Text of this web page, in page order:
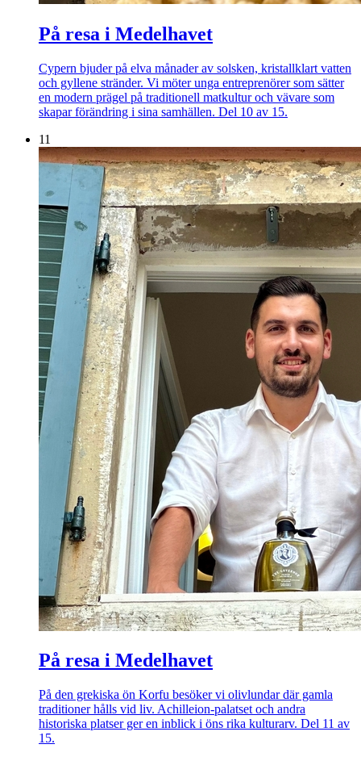
På resa i Medelhavet
Cypern bjuder på elva månader av solsken, kristallklart vatten
och gyllene stränder. Vi möter unga entreprenörer som sätter
en modern prägel på traditionell matkultur och vävare som
skapar förändring i sina samhällen. Del 10 av 15.
11
På resa i Medelhavet
På den grekiska ön Korfu besöker vi olivlundar där gamla
traditioner hålls vid liv. Achilleion-palatset och andra
historiska platser ger en inblick i öns rika kulturarv. Del 11 av
15.